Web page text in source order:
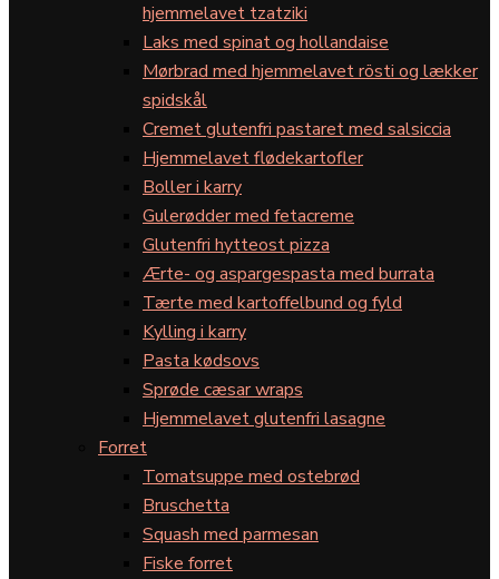
hjemmelavet tzatziki
Laks med spinat og hollandaise
Mørbrad med hjemmelavet rösti og lækker
spidskål
Cremet glutenfri pastaret med salsiccia
Hjemmelavet flødekartofler
Boller i karry
Gulerødder med fetacreme
Glutenfri hytteost pizza
Ærte- og aspargespasta med burrata
Tærte med kartoffelbund og fyld
Kylling i karry
Pasta kødsovs
Sprøde cæsar wraps
Hjemmelavet glutenfri lasagne
Forret
Tomatsuppe med ostebrød
Bruschetta
Squash med parmesan
Fiske forret